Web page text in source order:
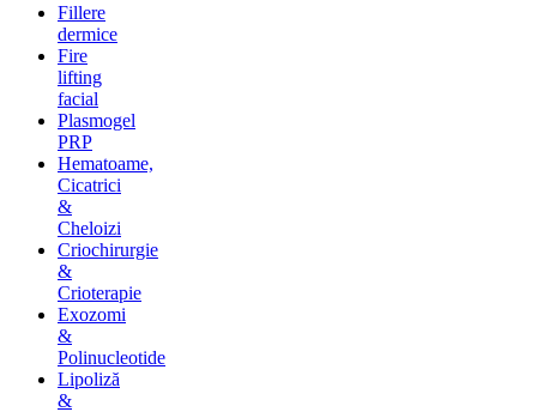
Fillere
dermice
Fire
lifting
facial
Plasmogel
PRP
Hematoame,
Cicatrici
&
Cheloizi
Criochirurgie
&
Crioterapie
Exozomi
&
Polinucleotide
Lipoliză
&